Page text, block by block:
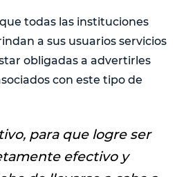
todas las instituciones
a sus usuarios servicios
obligadas a advertirles
con este tipo de
para que logre ser
efectivo y